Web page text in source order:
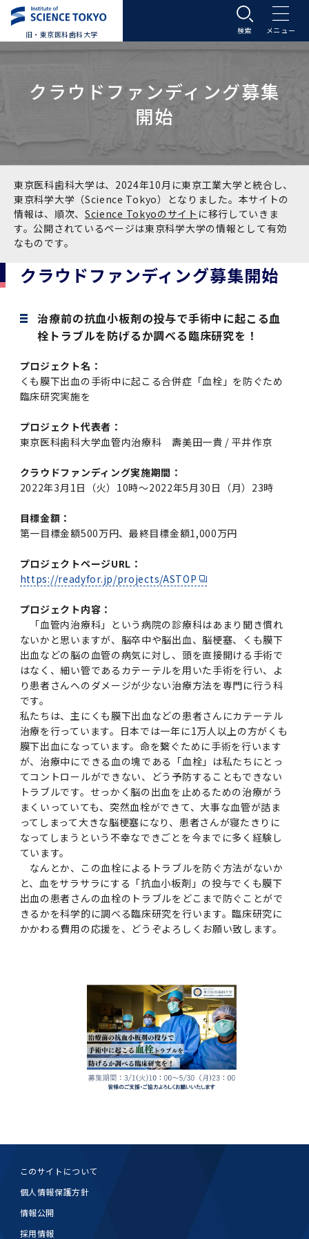
旧・東京医科歯科大学
大学案内トップ
学長メッセージ
基本理念・沿革
基本理念・沿革トップ
建物沿革
歴代校長及び学長
東京医科歯科大学の特色
学
研究について
医療について
東京医科歯科大学の誓い
世界大学ランキング
キャンパスマップ
運営組織トップ
大学組織一覧
理事･監事
役員会
経営協議会
教育研究評議会
学長選考・監察会議
広報誌・刊行物
広報誌・刊行物トップ
大学紹介動画
キャンパスライフ編
留学制度編
多職種連携教育編
学長×医学部学生懇談
学長×歯学部学生懇談
東京医科歯科大学の歴史
統合報告書
広報誌
広報誌トップ
広報誌「Bloom! 医科歯科大」
英語版広報誌「TMDU ANNUAL NEWS」
学内向け広報誌「TMDUニュース」
医歯大ひろば
大学案内 【受験生向け】（冊子）
写真で綴る 東京医科歯科大学
写真で綴る 東京医科歯科大学トップ
第1回『学びの地』
第2回『教育 講義・実習の軌跡』
第3回『知と癒しの匠の創造者たち』
クラウドファンディング実施プロジェクト一覧
大学の計画と評価
大学評価の制度についてトップ
概説
１．国立大学法人評価
２．大学認証評価
３．自己点検・評価
1-1．第４期中期目標・中期計画等について【6
年間】
年間】トップ
第１期 中期目標・中期計画等について
第２期 中期目標・中期計画等について
第３期中期目標・中期計画等について
第3期】
1-2.年度計画・年度評価等について【第1期～
第3期】トップ
（第１期中期目標期間中）年度計画、年度評価
等について
（第２期中期目標期間中）年度計画・年度評価
等について
（第３期中期目標期間中）年度計画・年度評価
等について
2．認証評価
3．自己点検・評価
4．指定国立大学法人構想に関する進捗状況に
ついて
関連リンク先
四大学連合憲章等
四大学連合憲章等トップ
四大学連合憲章
「大学院学生の教育研究交流」に関する協定書
「大学院学生の教育研究交流」に関する実施細
目
「複合領域コース｣｢編入学｣及び｢複数学士号｣
に関する協定書
「複合領域コース」の履修者に係る「編入学」
及び「複数学士号」に関する実施細目
複合領域コース(四大学共通)
複合領域コース(四大学共通)トップ
複合領域コースについて
各複合領域コースの概要
編入学制度について（複数学士号）
複合領域コース（東京医科歯科大学）
三大学連合（外部サイト）
医療管理政策学（MMA）コース（東京医科歯科
大学）
情報公開・個人情報トップ
情報公開制度
個人情報保護制度
統合報告書
法定公開情報
統計データ
土地・建物及び所在地／関係施設位置図
東京医科歯科大学規則集
その他の情報公開
研究不正の防止
会計監査人候補者の決定について
教育等の情報
企業等からの資金提供状況の公表
女性活躍推進法による一般事業主行動計画
次世代育成支援対策推進法による一般事業主行
女性の活躍推進に向けた取り組み
目標とする教員の適正な年齢構成
キャンパスマスタープラン2016
東京医科歯科大学ＳＤＧｓ推進宣言
男性職員の育児休業等取得推進宣言
ダイバーシティ
ダイバーシティトップ
東京医科歯科大学ダイバーシティ＆インクルー
ジョン推進宣言等
東京医科歯科大学ダイバーシティ＆インクルー
ジョン推進宣言等トップ
東京医科歯科大学ダイバーシティ＆インクルー
ジョン推進宣言／基本方針／アクション・プラ
ン
女性活躍推進法による一般事業主行動計画
次世代育成支援対策推進法による一般事業主行
動計画
女性の活躍推進に向けた取り組み
（基準適合一般事業主認定）
ダイバーシティ・インクルージョン室
わくわく保育園（学内保育施設）
障がいのある学生のサポートについて
コンプライアンス・ハラスメント
コンプライアンス・ハラスメントトップ
ハラスメントへの対応について
公益通報について
入学案内
入学案内トップ
大学案内
学部受験生向け「大学案内」（冊子）
アドミッション・ポリシー
入試制度
入試データ
これまでの学部入試変更点
ILA国府台
医学部
歯学部
生体材料工学研究所
難治疾患研究所
国際交流サイト
研究情報サイト
研究テーマ検索システム
学生生活などについてトップ
授業料・入学料・検定料
奨学金について
入学料・授業料の免除・徴収猶予について
アルバイトについて
学生寮について
アパート等の紹介
学生保険制度について
卒業後の進路データ
サークル紹介
大学祭
留学について
イベント
イベントトップ
オープンキャンパス
医学部医学科サマープログラム
歯学部サマープログラム
オンライン個別進学相談
地域特別枠推薦選抜説明会
入試説明会
キャンパス見学 ※現在は受け付けておりませ
ん
ILA国府台 公開講座等のお知らせ
キャンパス紹介
資料請求
合格発表
試験問題及び解答例等の公表
大学院入学案内トップ
募集要項
保健衛生学研究科
FAQ
医歯学総合研究科博士課程 国際連携専攻（ジ
ョイント・ディグリープログラム：JDP）
過去の試験問題・入試データ
TOEFL-ITP試験結果（スコアレポート）の返
大学院入学希望者向け入試説明会
学費・入学金・奨学金について
学費・入学金・奨学金についてトップ
奨学金について
入学料・授業料の免除・徴収猶予について
大学院医歯学総合研究科生体検査科学講座
研究テーマ検索システム
お問い合わせ
聴講生・科目等履修生および大学院研究生募集
聴講生・科目等履修生および大学院研究生募集
トップ
医学部
歯学部
生体材料工学研究所
大学院研究生
大学院保健衛生学研究科
入学に関するお問い合わせ窓口
学生生活
学生生活トップ
Science Tokyo SPRING (医歯学系)
令和8年度（2026年度）総合知と癒しの次世代
Tokyo Post-SPRING(医歯学系)春募集につい
て
令和7年度（2025年度）「総合知と癒しの次世
代フロントランナー育成プログラム Science
について
Call for Applications to Science Tokyo
Post-SPRING（MD）Program for the 2026
(*Spring admission)
Call for Applications to Science Tokyo
SPRING（MD）Program for the 2025
Academic Year by Eligible Students
(*Autumn admission)
令和７年度（２０２５年度）総合知と癒しの次
世代フロントランナー育成プログラム（医歯学
系）「Science Tokyo SPRING (医歯学系)」
（旧TMDU卓越大学院生制度）対象学生（秋入
学対象）の募集について
Call for Applications to Science Tokyo
SPRING（MD）Program for the 2024
Academic Year by Eligible Students
(*Autumn admission)
令和６年度（２０２４年度）総合知と癒しの次
世代フロントランナー育成プログラム（医歯学
系）「Science Tokyo SPRING (医歯学系)」
（旧TMDU卓越大学院生制度）対象学生（秋入
Call for Applications to TMDU-SPRING
Program (formerly the TMDU WISE
Program) for the 2024 Academic Year
令和6年度（2024年度）東京医科歯科大学
「TMDU-SPRING」対象学生の募集について
Call for Application to TMDU WISE
by Eligible Students (*Autumn admission)
令和５年度（２０２３年度）東京医科歯科大学
「卓越大学院生制度（Ⅱ）」対象学生（秋入学
令和8年度（2026年度）トップレベルAI研究の
対象学生（Science Tokyo BOOST（医歯学
系）生）の募集について
令和7年度トップレベルAI研究のための共創型
エキスパート人材育成プログラム対象学生（医
AI研究のための共創型エキスパート人材育成プ
ログラム 対象学生（TMDU-BOOST生）の募
援制度
援制度トップ
サイエンティスト）養成支援制度の募集につい
て
Call for Applications for the Clinician
for Academic Year 2026
授業・カリキュラムトップ
四大学連合･複合領域コース
教育要項（学部シラバス）
履修要項（大学院シラバス）
入学料・授業料・奨学金
入学料・授業料・奨学金トップ
授業料・入学料・検定料
授業料・入学料・検定料トップ
入学料・授業料免除・徴収猶予について
(Admission & Tuition
Exemption/Deferment)
奨学金について
入学料・授業料免除・徴収猶予について
(Admission & Tuition
入学料・授業料免除・徴収猶予について
Exemption/Deferment)トップ
【2026年4月入学者】入学料免除・徴収猶予申
請について（Admission Fee
Exemption&Admission Fee Deferment）
「修学支援に対する相談窓口」を設置しまし
た。
高等教育の修学支援制度
奨学金について
奨学金についてトップ
日本学生支援機構
財団法人・地方公共団体等奨学金
2025年度国立大学臨床検査学系博士後期課程
優秀賞募集について
日本学生支援機構
留学情報
学生生活サポート
学生生活サポートトップ
アパート等の紹介
学生保険制度について
国民年金について
学生相談窓口
ピアサポーター
証明書関係
証明書関係トップ
教養部在学生
医学部在学生
大学院在学生
附属学校在学生
障がいのある学生サポート
障がいのある学生サポートトップ
修学上の支援について
障害を理由とする差別の解消の推進に関する対
バリアフリーマップ
困りごと対策貸出グッズ
文部科学省からのお知らせ
令和７年度（２０２５年度）新入生向けPC購
入推奨仕様書
式を行いました。
令和５年度（２０２３年度）東京医科歯科大学
「研究者早期育成コース及び研究者養成コー
ス」採用決定通知書授与式を行いました。
ス」採用決定通知書授与式を行いました。
令和３年度（２０２１年度）東京医科歯科大学
「卓越大学院生制度（Ⅰ）」採用決定通知書授
与式を行いました。
各種支援制度
就職・キャリア支援トップ
企業・官公庁・医療機関の皆様へ
在学生向け
在学生向けトップ
学校推薦・求人情報について
学内就職支援イベント
学外就職支援イベント
インターンシップ
就職支援サイトリンク集
外国人留学生の就職情報について
就職活動体験談について
OB・OG情報について
進路届の提出について
その他 就職関連情報（推薦書等）
新型コロナウイルス感染症に伴うお知らせ
卒業後の進路及び卒業者数
サークル・学園祭
サークル・学園祭トップ
お茶の水祭
施設利用
施設利用トップ
保健管理センター
学生・女性支援センター
わくわく保育園
フィットネスルーム・売店
国立美術館キャンパスメンバーズ
ボランティア
情報システム
台風等の自然災害や交通機関運休による休講措
置（湯島地区）Class Cancellation Measures
due to Natural Disasters, such as
Typhoons, and Transportation
Cancellation (for the Yushima area)
新入学の大学院生へ To New Graduate
Students
教育研究組織等
教育研究組織等トップ
ポリシー
ポリシートップ
大学院医歯学総合研究科
大学院保健衛生学研究科
医学部（医学科･保健衛生学科）
保健衛生学科 【看護学専攻】
保健衛生学科 【検査技術学専攻】
歯学科
口腔保健学科【口腔保健衛生学専攻】
口腔保健学科【口腔保健工学専攻】
大学院医歯学総合研究科トップ
修士課程 医歯理工保健学専攻
修士課程 医歯理工保健学専攻【医療管理政策
学（MMA）コース】
博士課程 医歯学専攻
博士課程 生命理工医療科学専攻
大学院保健衛生学研究科
大学院保健衛生学研究科トップ
博士課程看護先進科学専攻
博士課程共同災害看護学専攻
歯学部（歯学科･口腔保健学科）
教養部
らせ
ILA国府台担当教員一覧
修士課程 医歯理工保健学専攻
修士課程 医歯理工保健学専攻トップ
概要
分野構成
医歯学総合研究科修士課程履修要項（シラバ
ス）
修士課程 医歯理工保健学専攻【医療管理政策
修士課程 医歯理工保健学専攻 グローバルヘル
スリーダー養成 (MPH) コース
博士課程 医歯学専攻
博士課程 医歯学専攻トップ
概要
分野構成
医歯学総合研究科博士課程医歯学系専攻履修要
項（シラバス）
博士課程 国際連携専攻（ジョイント・ディグリ
ー・プログラム：JDP）
博士課程 生命理工医療科学専攻
博士課程 生命理工医療科学専攻トップ
概要
分野構成
医歯学総合研究科博士課程生命理工学系専攻履
修要項（シラバス）
履修要項（大学院シラバス）
年報
年報トップ
2024年（25.7MB）
2023年（49.5MB）
2021年（PDF：71.9 MB）
2020年 （PDF：67.8MB）
2017年 （PDF：75.1MB）
2016年 （PDF：73.0MB）
統合教育機構学務企画課
セミナー・特別講義
セミナー・特別講義トップ
2021年度
2020年度
大学院保健衛生学研究科トップ
研究科長挨拶
概要
組織
教育研究分野組織、指導教員研究内容
教育研究分野組織、指導教員研究内容トップ
看護先進科学専攻
履修要項（大学院シラバス）保健衛生学研究科
５大学災害看護コンソーシアム履修の手引き
統合教育機構学務企画課
設置計画履行状況報告書
年報
年報トップ
2024年（PDF：5.4MB）
2022年（PDF：53.8 MB）
2021年（PDF：4.5 MB）
2020年 （PDF：4.6MB）
2018年 （PDF：18.7MB）
寄附講座・寄附部門一覧
ジョイントリサーチ講座・ジョイントリサーチ
生体材料工学研究所
難治疾患研究所
高等研究院
大学病院
大学病院トップ
医科（医系診療部門）
歯科（歯系診療部門）
スポーツサイエンス機構
M&Dデータ科学センター
統合教育機構
統合教育機構トップ
医学・歯学分野における数理・データサイエン
ス・AI教育開発事業
Regarding education and student life after
the integration（For prospective
大学統合時の教育・学生生活について（在学生
向け）
教学IR関連公開情報トップ
卒業生進路アンケート
統合研究機構・統合イノベーション機構
統合研究機構・統合イノベーション機構トップ
統合イノベーション機構トップ
医療ビッグデータによるトータル・ヘルスケア
イノベーション創出の基盤構築プロジェクト
オープンイノベーションセンター
若手研究者支援センター（統合研究機構）
研究基盤クラスター（統合研究機構）
研究基盤クラスター（統合研究機構）トップ
実験動物センター
疾患バイオリソースセンター
先端医歯工学創成クラスター（統合研究機構）
再生医療研究センター（微生物安全性グルー
プ）
統合研究機構から他部局へ異動したセンタート
低侵襲医療センター（旧：低侵襲医歯学研究セ
ンター）
オープンイノベーションセンター
統合情報機構（図書館部門・ITセキュリティ部
統合情報機構（図書館部門・ITセキュリティ部
図書館部門
図書館部門トップ
デジタル変革推進事務室
学生支援・保健管理機構
学生支援・保健管理機構トップ
湯島学生支援センタートップ
環境安全管理室
大学病院
歯科（歯系診療部門）
外部資金
外部資金トップ
研究費獲得支援
e-Rad 府省共通研究開発管理システム(外部サ
イト)
AMED研究費の年間公募スケジュール(学内専
用)
GAPファンド等の公募
研究手続き
研究手続きトップ
利益相反申告システム(学外利用時VPN必要)
臨床研究審査委員会申請システム
実験計画書のWeb申請システム(学外利用時
倫理審査手続きについて
各種実験手続き例(学内専用)
研究に必要な講習会等
ES細胞/iPS細胞を使用する実験(学内専用)
各種委員会関係(学内専用)
特定認定再生医療等委員会
研究活動
研究情報データベース
機関リポジトリ
研究テーマ検索
research map
プレスリリース
青い鳥広場(学内専用)
研究組織トップ
若手研究者支援センター（YISC）
重点研究領域
統合研究機構・統合イノベーション推進機構
オープンイノベーションセンター
各種センター
高等研究院
取り組み・規制
取り組み・規制トップ
研究不正の防止
研究不正等の公表について
剽窃チェックツール(学内専用)
安全保障輸出管理(学内専用)
利益相反
臨床研究法における臨床研究の利益相反管理に
ついて
特定認定再生医療等委員会
ヒトES細胞倫理審査委員会
利益相反に関する説明会資料(ダウンロード)(学
内専用)
事務部
事務部トップ
各種お問い合わせ先(事務部)
大学基金
受験生 在学生
卒業生
クラウドファンディング募集
開始
東京医科歯科大学は、2024年10月に東京工業大学と統合し、
東京科学大学（Science Tokyo）となりました。本サイトの
情報は、順次、 Science Tokyoのサイト に移行していきま
す。公開されているページは東京科学大学の情報として有効
なものです。
クラウドファンディング募集開始
治療前の抗血小板剤の投与で手術中に起こる血
栓トラブルを防げるか調べる臨床研究を！
プロジェクト名：
くも膜下出血の手術中に起こる合併症「血栓」を防ぐため
臨床研究実施を
プロジェクト代表者：
東京医科歯科大学血管内治療科 壽美田一貴 / 平井作京
クラウドファンディング実施期間：
2022年3月1日（火）10時～2022年5月30日（月）23時
目標金額：
第一目標金額500万円、最終目標金額1,000万円
プロジェクトページURL：
https://readyfor.jp/projects/ASTOP
プロジェクト内容：
「血管内治療科」という病院の診療科はあまり聞き慣れ
ないかと思いますが、脳卒中や脳出血、脳梗塞、くも膜下
出血などの脳の血管の病気に対し、頭を直接開ける手術で
はなく、細い管であるカテーテルを用いた手術を行い、よ
り患者さんへのダメージが少ない治療方法を専門に行う科
です。
私たちは、主にくも膜下出血などの患者さんにカテーテル
治療を行っています。日本では一年に1万人以上の方がくも
膜下出血になっています。命を繋ぐために手術を行います
が、治療中にできる血の塊である「血栓」は私たちにとっ
てコントロールができない、どう予防することもできない
トラブルです。せっかく脳の出血を止めるための治療がう
まくいっていても、突然血栓ができて、大事な血管が詰ま
ってしまって大きな脳梗塞になり、患者さんが寝たきりに
なってしまうという不幸なできごとを今までに多く経験し
ています。
なんとか、この血栓によるトラブルを防ぐ方法がないか
と、血をサラサラにする「抗血小板剤」の投与でくも膜下
出血の患者さんの血栓のトラブルをどこまで防ぐことがで
きるかを科学的に調べる臨床研究を行います。臨床研究に
かかわる費用の応援を、どうぞよろしくお願い致します。
このサイトについて
個人情報保護方針
情報公開
採用情報